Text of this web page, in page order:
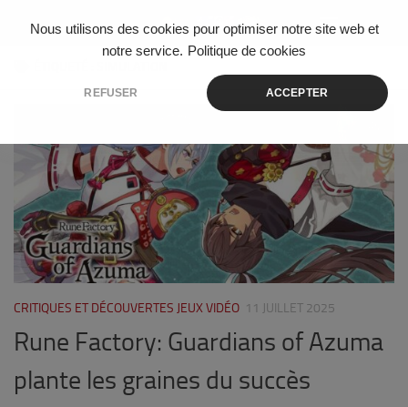
Nous utilisons des cookies pour optimiser notre site web et
notre service. Politique de cookies
REFUSER ACCEPTER
Skip to content
CRITIQUES ET DÉCOUVERTES JEUX VIDÉO 11 JUILLET 2025
Rune Factory: Guardians of Azuma
plante les graines du succès